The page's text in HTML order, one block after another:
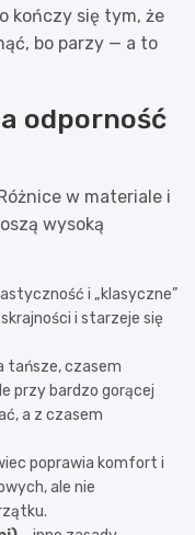
kończy się tym, że
bo parzy — a to
odporność
w materiale i
wysoką
i „klasyczne”
i starzeje się
tańsze, czasem
przy bardzo gorącej
a z czasem
poprawia komfort i
ale nie